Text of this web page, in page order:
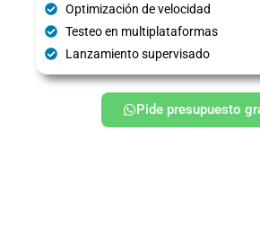
Optimización de velocidad
Testeo en multiplataformas
Lanzamiento supervisado
Pide presupuesto